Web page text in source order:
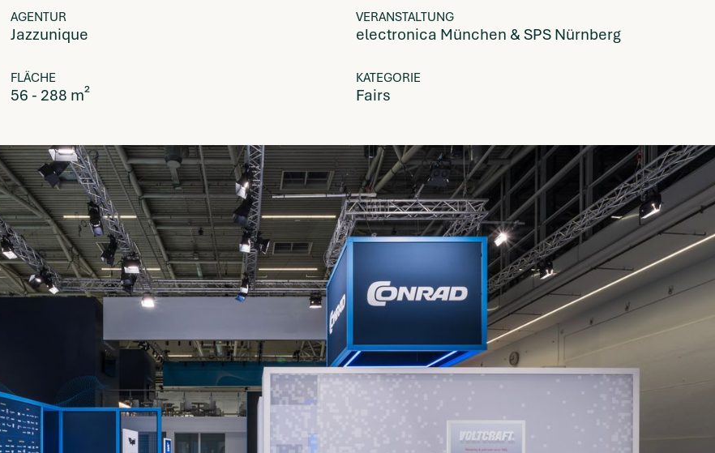
AGENTUR
Jazzunique
VERANSTALTUNG
electronica München & SPS Nürnberg
FLÄCHE
56 - 288 m²
KATEGORIE
Fairs